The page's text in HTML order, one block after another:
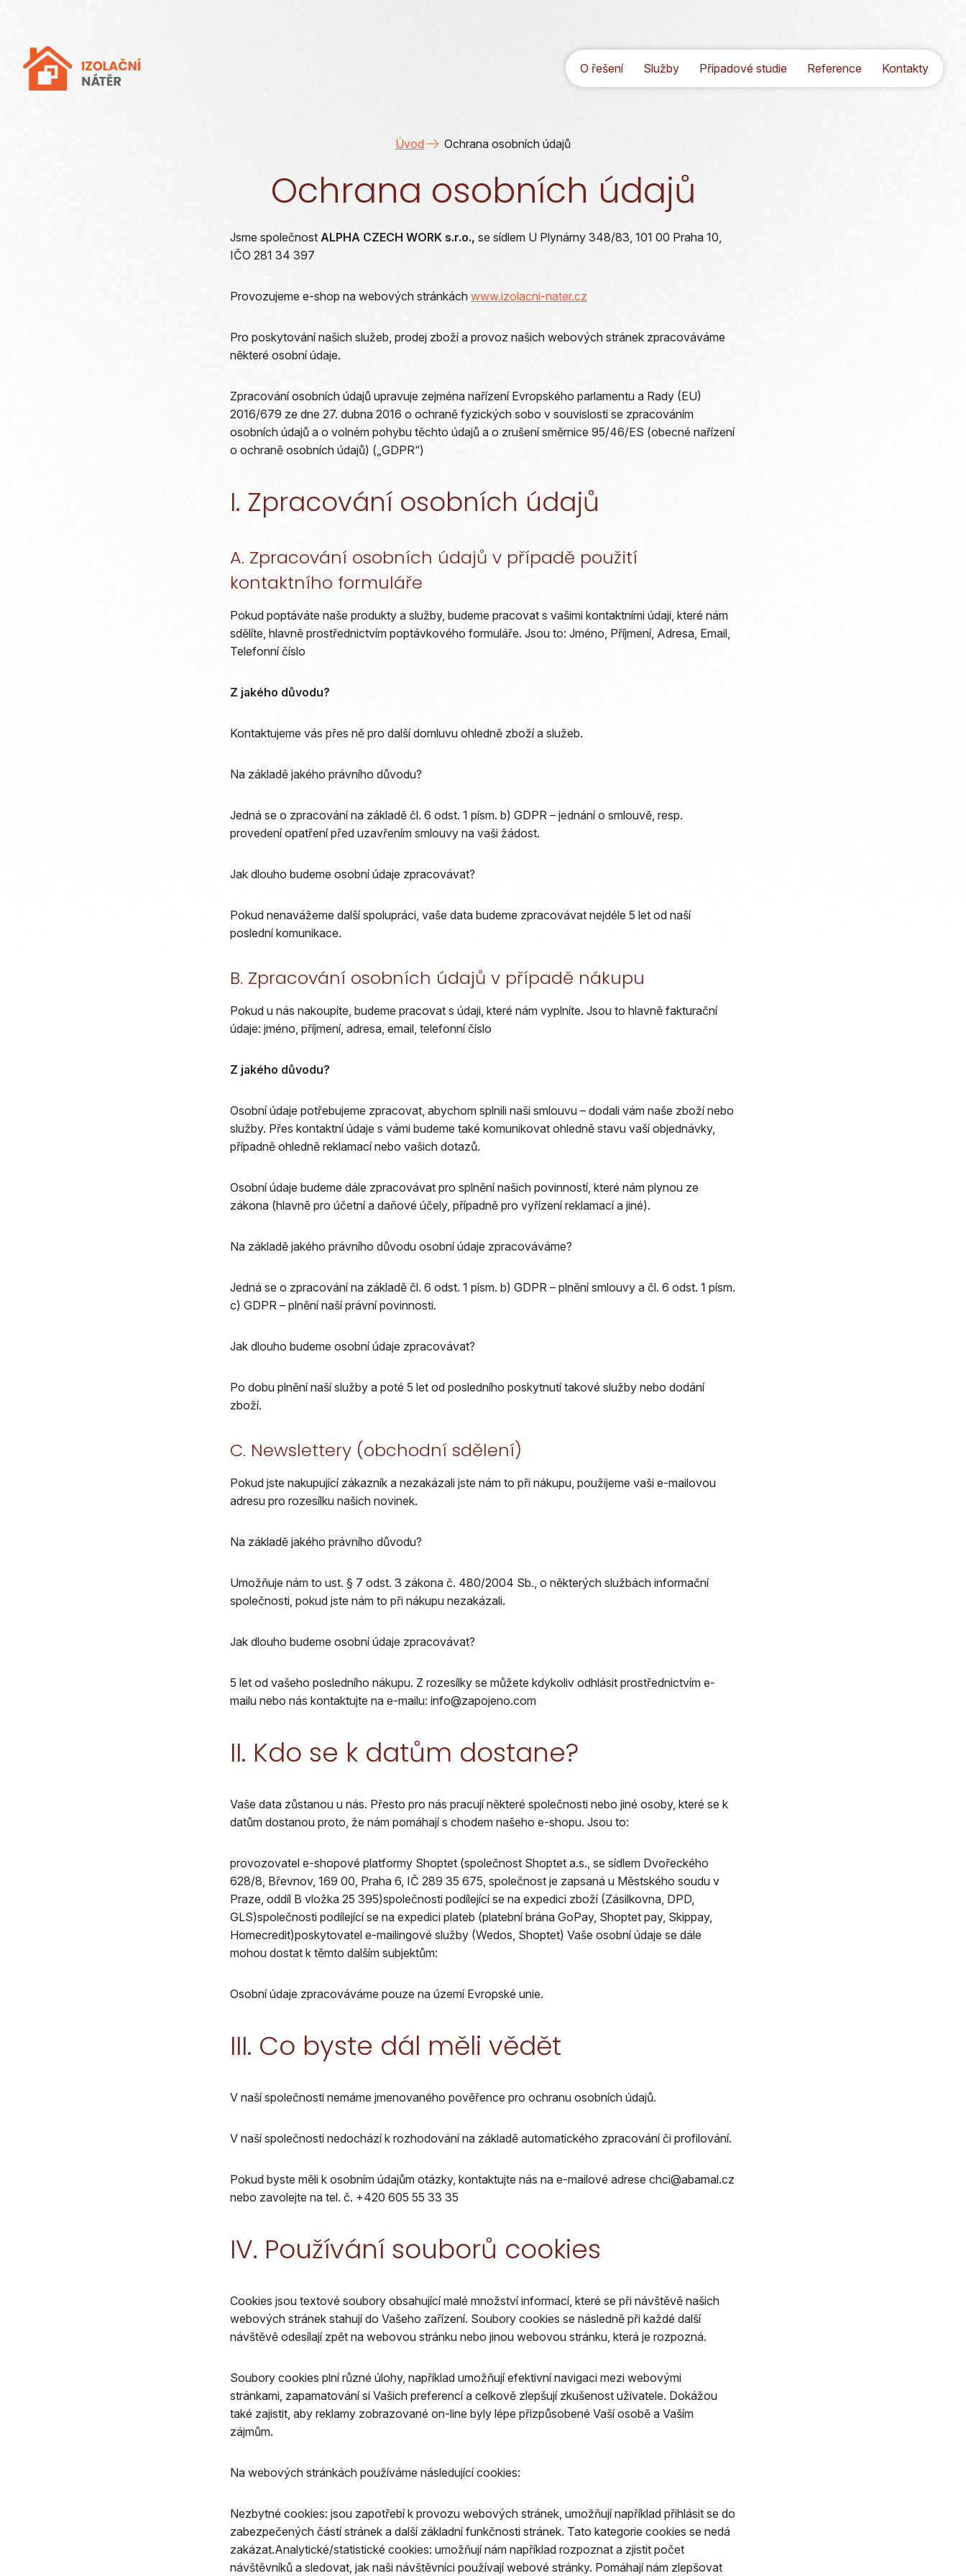
O řešení Služby Případové studie Reference Kontakty
Úvod Ochrana osobních údajů
Ochrana osobních údajů
Jsme společnost ALPHA CZECH WORK s.r.o., se sídlem U Plynárny 348/83, 101 00 Praha 10,
IČO 281 34 397
Provozujeme e-shop na webových stránkách www.izolacni-nater.cz
Pro poskytování našich služeb, prodej zboží a provoz našich webových stránek zpracováváme
některé osobní údaje.
Zpracování osobních údajů upravuje zejména nařízení Evropského parlamentu a Rady (EU)
2016/679 ze dne 27. dubna 2016 o ochraně fyzických sobo v souvislosti se zpracováním
osobních údajů a o volném pohybu těchto údajů a o zrušení směrnice 95/46/ES (obecné nařízení
o ochraně osobních údajů) („GDPR“)
I. Zpracování osobních údajů
A. Zpracování osobních údajů v případě použití
kontaktního formuláře
Pokud poptáváte naše produkty a služby, budeme pracovat s vašimi kontaktními údaji, které nám
sdělíte, hlavně prostřednictvím poptávkového formuláře. Jsou to: Jméno, Příjmení, Adresa, Email,
Telefonní číslo
Z jakého důvodu?
Kontaktujeme vás přes ně pro další domluvu ohledně zboží a služeb.
Na základě jakého právního důvodu?
Jedná se o zpracování na základě čl. 6 odst. 1 písm. b) GDPR – jednání o smlouvě, resp.
provedení opatření před uzavřením smlouvy na vaši žádost.
Jak dlouho budeme osobní údaje zpracovávat?
Pokud nenavážeme další spolupráci, vaše data budeme zpracovávat nejdéle 5 let od naší
poslední komunikace.
B. Zpracování osobních údajů v případě nákupu
Pokud u nás nakoupíte, budeme pracovat s údaji, které nám vyplníte. Jsou to hlavně fakturační
údaje: jméno, příjmení, adresa, email, telefonní číslo
Z jakého důvodu?
Osobní údaje potřebujeme zpracovat, abychom splnili naši smlouvu – dodali vám naše zboží nebo
služby. Přes kontaktní údaje s vámi budeme také komunikovat ohledně stavu vaší objednávky,
případně ohledně reklamací nebo vašich dotazů.
Osobní údaje budeme dále zpracovávat pro splnění našich povinností, které nám plynou ze
zákona (hlavně pro účetní a daňové účely, případně pro vyřízení reklamací a jiné).
Na základě jakého právního důvodu osobní údaje zpracováváme?
Jedná se o zpracování na základě čl. 6 odst. 1 písm. b) GDPR – plnění smlouvy a čl. 6 odst. 1 písm.
c) GDPR – plnění naší právní povinnosti.
Jak dlouho budeme osobní údaje zpracovávat?
Po dobu plnění naší služby a poté 5 let od posledního poskytnutí takové služby nebo dodání
zboží.
C. Newslettery (obchodní sdělení)
Pokud jste nakupující zákazník a nezakázali jste nám to při nákupu, použijeme vaši e-mailovou
adresu pro rozesílku našich novinek.
Na základě jakého právního důvodu?
Umožňuje nám to ust. § 7 odst. 3 zákona č. 480/2004 Sb., o některých službách informační
společnosti, pokud jste nám to při nákupu nezakázali.
Jak dlouho budeme osobní údaje zpracovávat?
5 let od vašeho posledního nákupu. Z rozesílky se můžete kdykoliv odhlásit prostřednictvím e-
mailu nebo nás kontaktujte na e-mailu: info@zapojeno.com
II. Kdo se k datům dostane?
Vaše data zůstanou u nás. Přesto pro nás pracují některé společnosti nebo jiné osoby, které se k
datům dostanou proto, že nám pomáhají s chodem našeho e-shopu. Jsou to:
provozovatel e-shopové platformy Shoptet (společnost Shoptet a.s., se sídlem Dvořeckého
628/8, Břevnov, 169 00, Praha 6, IČ 289 35 675, společnost je zapsaná u Městského soudu v
Praze, oddíl B vložka 25 395)společnosti podílející se na expedici zboží (Zásilkovna, DPD,
GLS)společnosti podílející se na expedici plateb (platební brána GoPay, Shoptet pay, Skippay,
Homecredit)poskytovatel e-mailingové služby (Wedos, Shoptet) Vaše osobní údaje se dále
mohou dostat k těmto dalším subjektům:
Osobní údaje zpracováváme pouze na území Evropské unie.
III. Co byste dál měli vědět
V naší společnosti nemáme jmenovaného pověřence pro ochranu osobních údajů.
V naší společnosti nedochází k rozhodování na základě automatického zpracování či profilování.
Pokud byste měli k osobním údajům otázky, kontaktujte nás na e-mailové adrese chci@abamal.cz
nebo zavolejte na tel. č. +420 605 55 33 35
IV. Používání souborů cookies
Cookies jsou textové soubory obsahující malé množství informací, které se při návštěvě našich
webových stránek stahují do Vašeho zařízení. Soubory cookies se následně při každé další
návštěvě odesílají zpět na webovou stránku nebo jinou webovou stránku, která je rozpozná.
Soubory cookies plní různé úlohy, například umožňují efektivní navigaci mezi webovými
stránkami, zapamatování si Vašich preferencí a celkově zlepšují zkušenost uživatele. Dokážou
také zajistit, aby reklamy zobrazované on-line byly lépe přizpůsobené Vaší osobě a Vaším
zájmům.
Na webových stránkách používáme následující cookies:
Nezbytné cookies: jsou zapotřebí k provozu webových stránek, umožňují například přihlásit se do
zabezpečených částí stránek a další základní funkčnosti stránek. Tato kategorie cookies se nedá
zakázat.Analytické/statistické cookies: umožňují nám například rozpoznat a zjistit počet
návštěvníků a sledovat, jak naši návštěvníci používají webové stránky. Pomáhají nám zlepšovat